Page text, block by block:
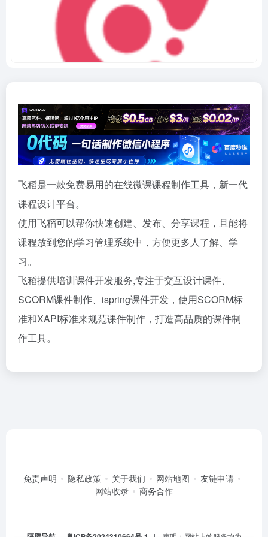
飞稻是一款免费易用的在线微课课程制作工具，新一代​
课程设计平台。
使用飞稻可以帮你快速创建、发布、分享课程，且能将
课程放到您的学习管理系统中，方便更多人了解、学
习。
飞稻提供培训课件开发服务,专注于交互设计课件、
SCORM课件制作、ispring课件开发，使用SCORM标
准和XAPI标准来规范课件制作，打造高品质的课件制
作工具。
免责声明 隐私政策 关于我们 网站地图
友链申请
网站收录
商务合作